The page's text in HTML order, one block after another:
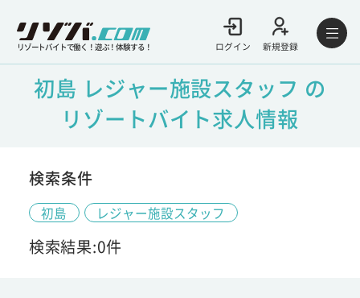
リゾートバイトで働く！遊ぶ！体験する！ ログイン 新規登録
初島 レジャー施設スタッフ の
リゾートバイト求人情報
検索条件
初島 レジャー施設スタッフ
検索結果:0件